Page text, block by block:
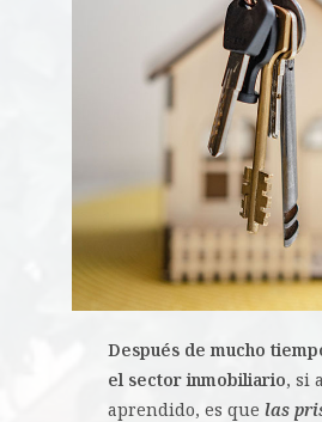
Después de mucho
el sector inmobiliario, si
aprendido, es que las